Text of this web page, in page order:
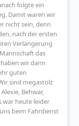
folgte ein
Damit waren wir
nicht sein, denn
nach der ersten
Verlängerung
das
wir dann
guten
sind megastolz
Behwar,
war heute leider
beim Fahrdienst